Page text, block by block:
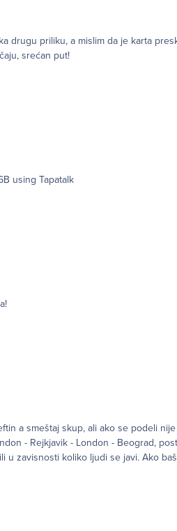
drugu priliku, a mislim da je karta
srećan put!
i javite kako je bilo! Sent from my SM-N986B using Tapatalk
a smeštaj skup, ali ako se podeli
- Rejkjavik - London - Beograd,
u zavisnosti koliko ljudi se javi. Ako